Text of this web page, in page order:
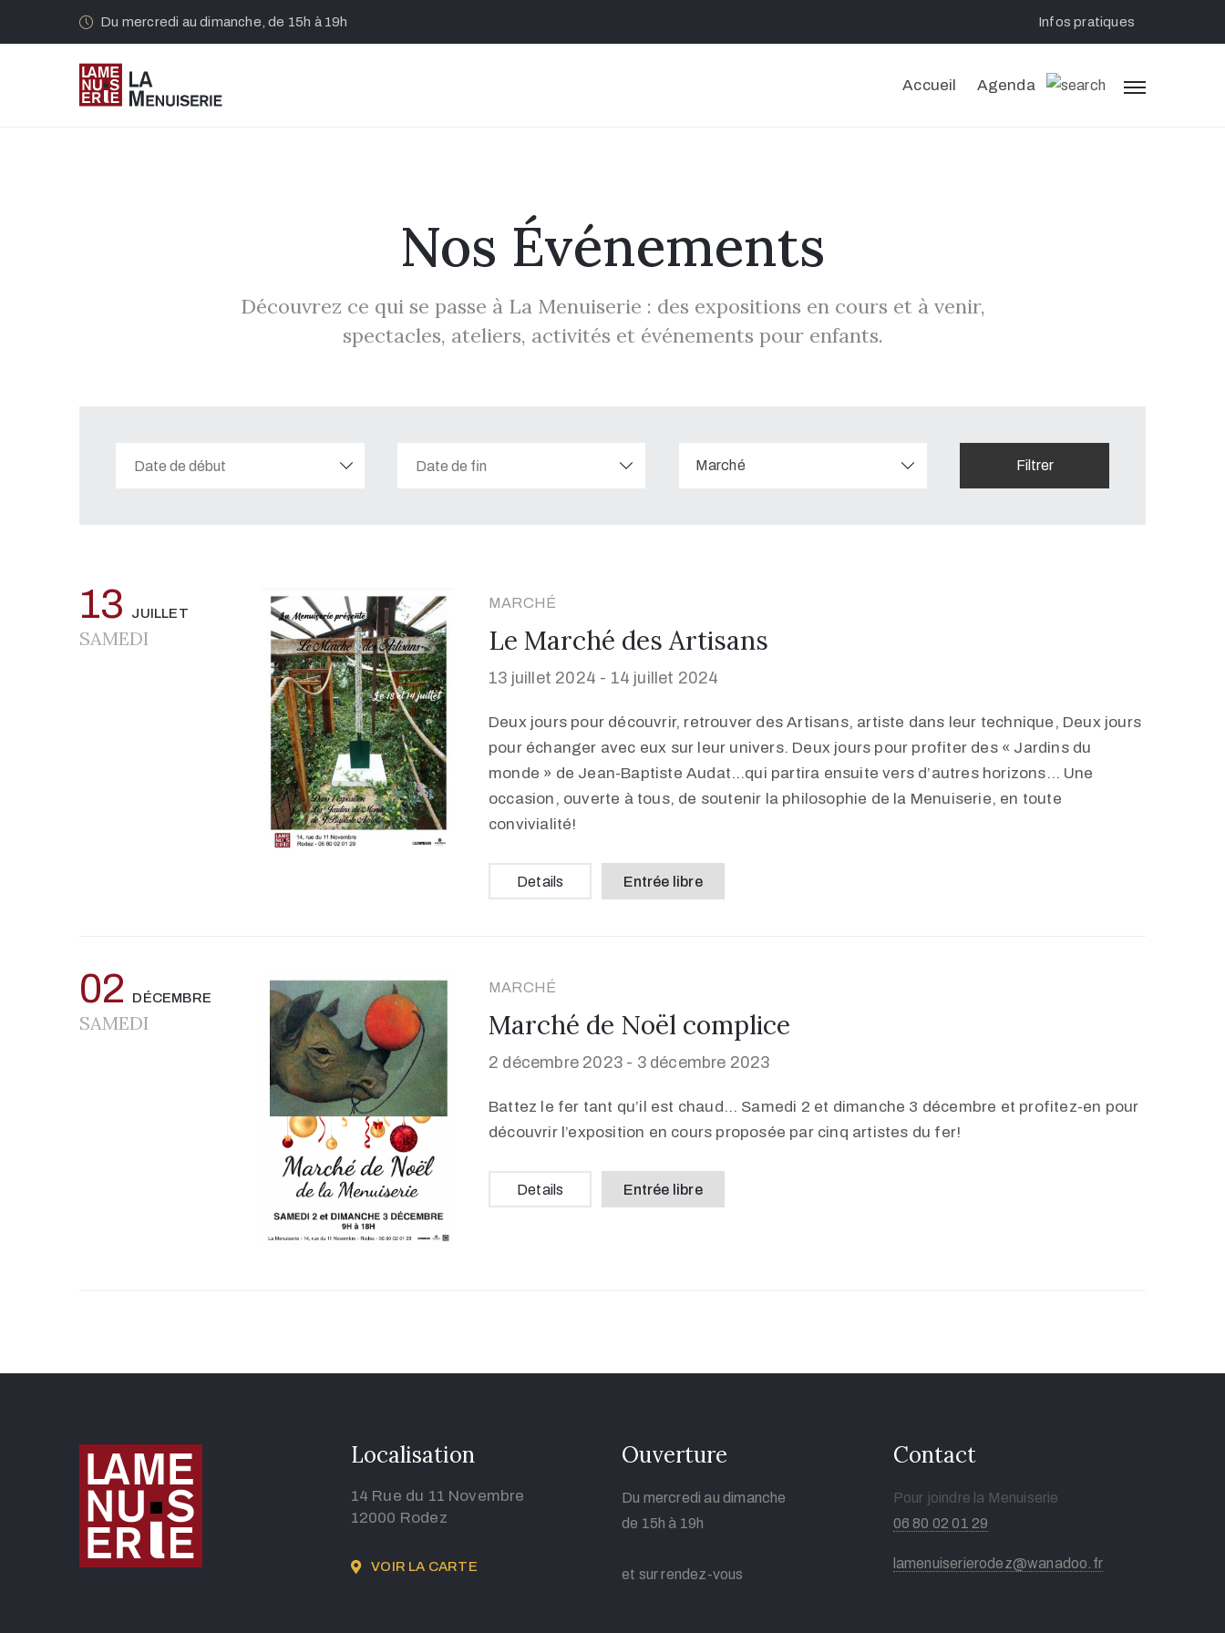
Du mercredi au dimanche, de 15h à 19h Infos pratiques
Accueil Agenda
Nos Événements
Découvrez ce qui se passe à La Menuiserie : des expositions en cours et à venir,
spectacles, ateliers, activités et événements pour enfants.
Marché
13 JUILLET
SAMEDI
MARCHÉ
Le Marché des Artisans
13 juillet 2024 - 14 juillet 2024
Deux jours pour découvrir, retrouver des Artisans, artiste dans leur technique, Deux jours
pour échanger avec eux sur leur univers. Deux jours pour profiter des « Jardins du
monde » de Jean-Baptiste Audat…qui partira ensuite vers d’autres horizons… Une
occasion, ouverte à tous, de soutenir la philosophie de la Menuiserie, en toute
convivialité!
Details Entrée libre
02 DÉCEMBRE
SAMEDI
MARCHÉ
Marché de Noël complice
2 décembre 2023 - 3 décembre 2023
Battez le fer tant qu’il est chaud… Samedi 2 et dimanche 3 décembre et profitez-en pour
découvrir l’exposition en cours proposée par cinq artistes du fer!
Details Entrée libre
Localisation
14 Rue du 11 Novembre
12000 Rodez
VOIR LA CARTE
Ouverture
Du mercredi au dimanche
de 15h à 19h
et sur rendez-vous
Contact
Pour joindre la Menuiserie
06 80 02 01 29
lamenuiserierodez@wanadoo.fr